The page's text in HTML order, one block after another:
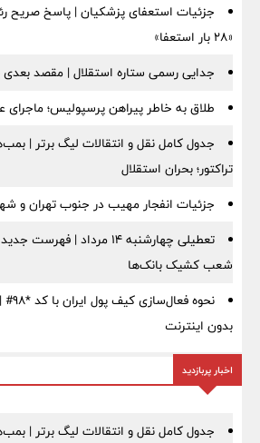
جزئیات استعفای پزشکیان | پاسخ صریح
«۲۸ بار استعفا»
جدایی رسمی ستاره استقلال | مقصد بعدی
طلاق به خاطر پیراهن پرسپولیس؛
جدول کامل نقل و انتقالات لیگ برتر |
تراکتور؛ بحران استقلال
جزئیات انفجار مهیب در جنوب تهران و
تعطیلی چهارشنبه ۱۴ مرداد |
شعب کشیک بانک‌ها
نحوه
بدون اینترنت
اخبار پربازدید
جدول کامل نقل و انتقالات لیگ برتر |